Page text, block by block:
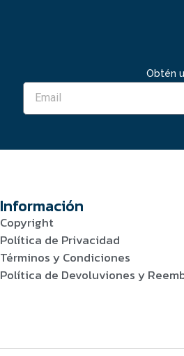
Obtén
Información
Copyright
Política de Privacidad
Términos y Condiciones
Política de Devoluviones y